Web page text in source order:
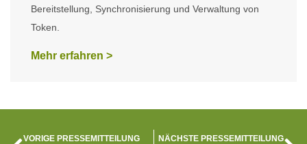
Bereitstellung, Synchronisierung und Verwaltung von
Token.
Mehr erfahren >
VORIGE PRESSEMITTEILUNG NÄCHSTE PRESSEMITTEILUNG